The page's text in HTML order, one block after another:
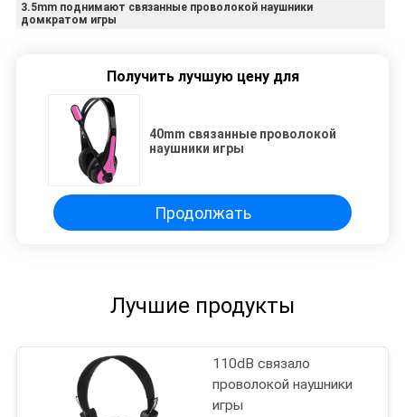
3.5mm поднимают связанные проволокой наушники
домкратом игры
Получить лучшую цену для
40mm связанные проволокой
наушники игры
Продолжать
Лучшие продукты
110dB связало
проволокой наушники
игры